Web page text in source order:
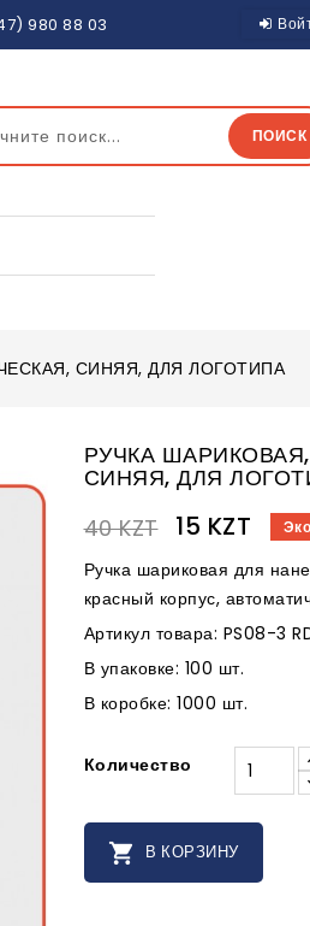
980 88 03
ПОИСК
СИНЯЯ, ДЛЯ ЛОГОТИПА
РУЧКА
СИНЯЯ, ДЛЯ
40 KZT
15 KZT
Ручка шариковая для
красный корпус,
Артикул товара: PS08-3
В упаковке: 100 шт.
В коробке: 1000 шт.
Количество
 В КОРЗИНУ